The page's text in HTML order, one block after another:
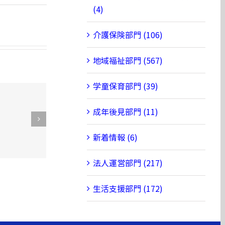
FMOZEが学童
でお弁当を配
(4)
介護保険部門 (106)
地域福祉部門 (567)
学童保育部門 (39)
成年後見部門 (11)
新着情報 (6)
法人運営部門 (217)
生活支援部門 (172)